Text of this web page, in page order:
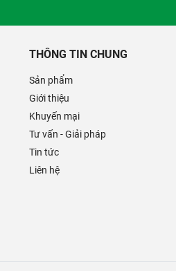
THÔNG TIN CHUNG
Sản phẩm
Giới thiệu
Khuyến mại
Tư vấn - Giải pháp
Tin tức
Liên hệ